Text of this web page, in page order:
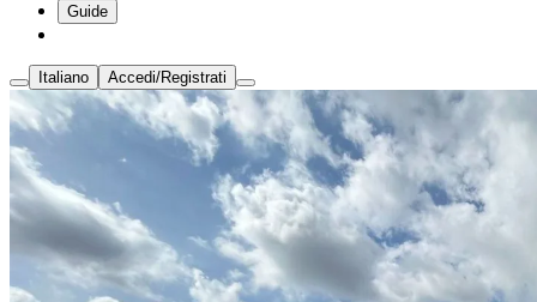
Guide
Italiano Accedi/Registrati